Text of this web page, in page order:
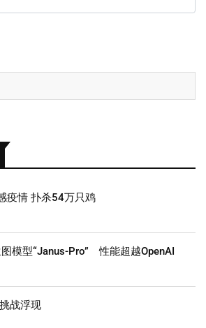
疫情 扑杀54万只鸡
模型“Janus-Pro” 性能超越OpenAI
战浮现